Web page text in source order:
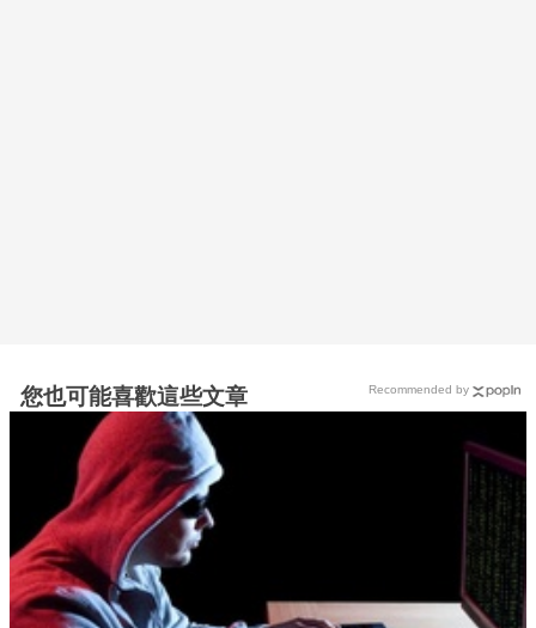
您也可能喜歡這些文章 Recommended by